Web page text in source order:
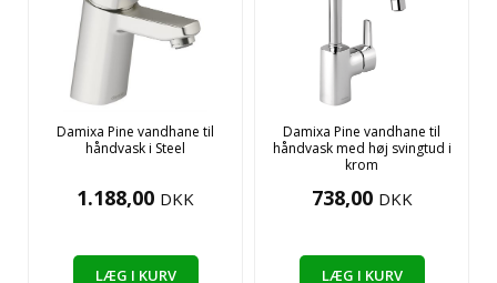
Damixa Pine vandhane til
håndvask i Steel
1.188,00 DKK
LÆG I KURV
Damixa Pine vandhane til
håndvask med høj svingtud i
krom
738,00 DKK
LÆG I KURV